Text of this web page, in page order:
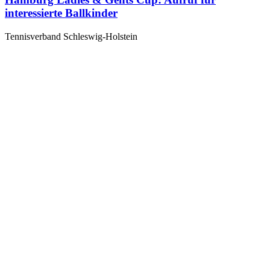
interessierte Ballkinder
Tennisverband Schleswig-Holstein